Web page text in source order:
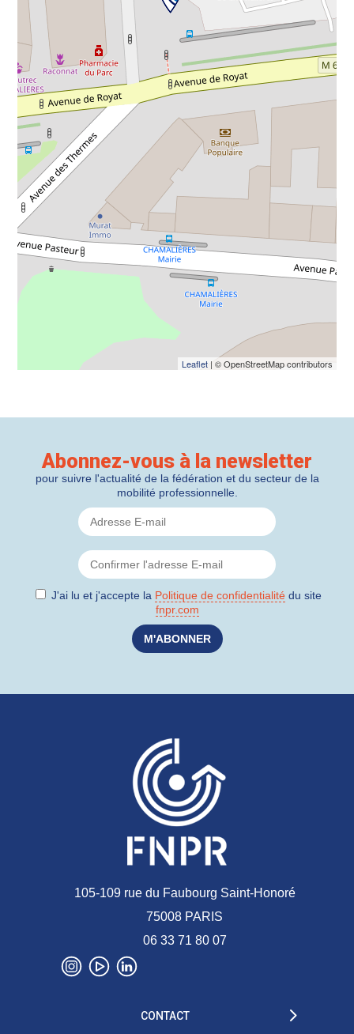
Leaflet| © OpenStreetMap contributors
Abonnez-vous à la newsletter
pour suivre l'actualité de la fédération et du secteur de la
mobilité professionnelle.
J'ai lu et j'accepte la Politique de confidentialité du site
fnpr.com
105-109 rue du Faubourg Saint-Honoré
75008 PARIS
06 33 71 80 07
CONTACT